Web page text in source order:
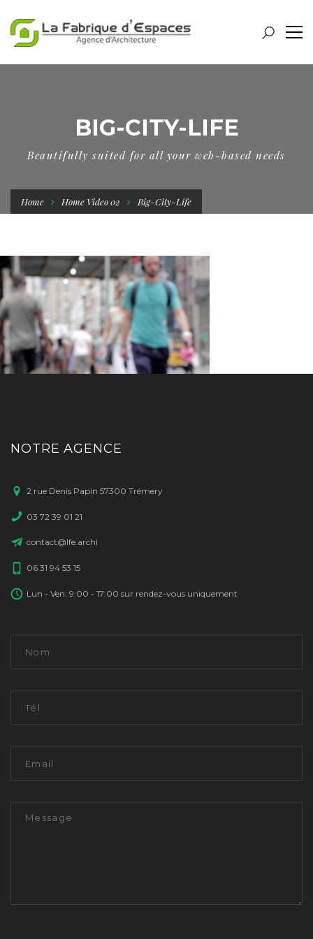
BIG-CITY-LIFE
Beautifully suited for all your web-based needs
Home Home Video 02 Big-City-Life
NOTRE AGENCE
2 rue Denis Papin 57300 Trémery
03 72 39 01 21
contact@lfe.archi
06 31 94 53 15
Lun - Ven: 9:00 - 17:00 sur rendez-vous uniquement